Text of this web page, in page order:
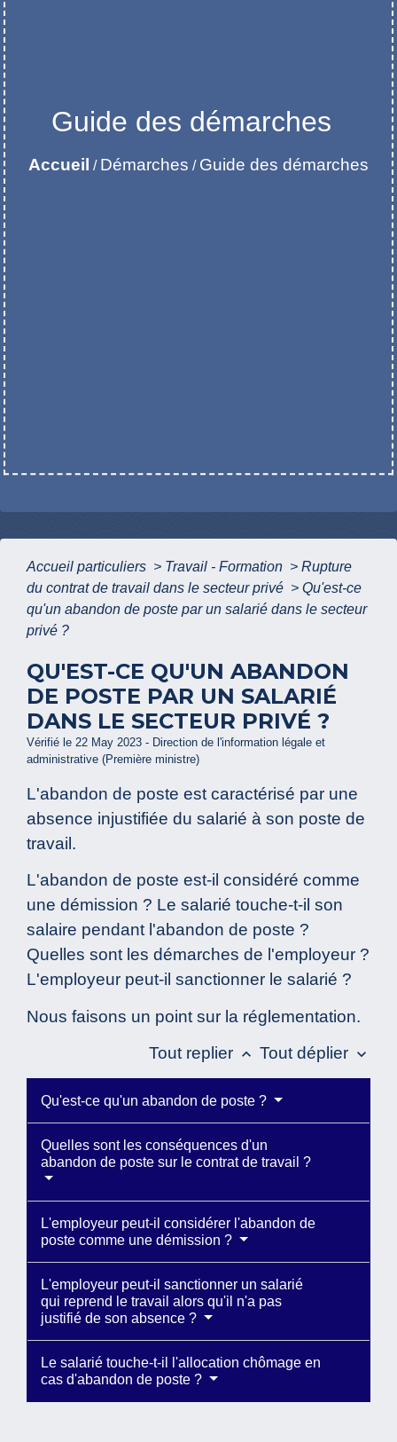
Guide des démarches
Accueil / Démarches / Guide des démarches
Accueil particuliers > Travail - Formation > Rupture
du contrat de travail dans le secteur privé > Qu'est-ce
qu'un abandon de poste par un salarié dans le secteur
privé ?
QU'EST-CE QU'UN ABANDON
DE POSTE PAR UN SALARIÉ
DANS LE SECTEUR PRIVÉ ?
Vérifié le 22 May 2023 - Direction de l'information légale et
administrative (Première ministre)
L'abandon de poste est caractérisé par une
absence injustifiée du salarié à son poste de
travail.
L'abandon de poste est-il considéré comme
une démission ? Le salarié touche-t-il son
salaire pendant l'abandon de poste ?
Quelles sont les démarches de l'employeur ?
L'employeur peut-il sanctionner le salarié ?
Nous faisons un point sur la réglementation.
Tout replier keyboard_arrow_up Tout déplier keyboard_arrow_down
Qu'est-ce qu'un abandon de poste ?
Quelles sont les conséquences d'un
abandon de poste sur le contrat de travail ?
L'employeur peut-il considérer l'abandon de
poste comme une démission ?
L'employeur peut-il sanctionner un salarié
qui reprend le travail alors qu'il n'a pas
justifié de son absence ?
Le salarié touche-t-il l'allocation chômage en
cas d'abandon de poste ?